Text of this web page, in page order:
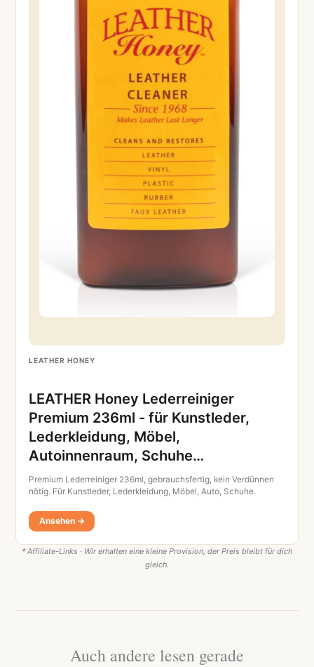
LEATHER HONEY
LEATHER Honey Lederreiniger
Premium 236ml - für Kunstleder,
Lederkleidung, Möbel,
Autoinnenraum, Schuhe…
Premium Lederreiniger 236ml, gebrauchsfertig, kein Verdünnen
nötig. Für Kunstleder, Lederkleidung, Möbel, Auto, Schuhe.
Ansehen →
* Affiliate-Links · Wir erhalten eine kleine Provision, der Preis bleibt für dich
gleich.
Auch andere lesen gerade